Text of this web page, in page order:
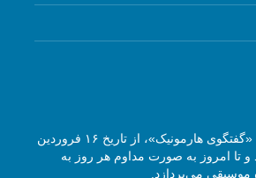
مجله آنلاین موسیقی «گفتگوی هارمونیک»، از تاریخ ۱۶ فروردین
کرد و تا امروز به صورت مداوم هر روز به
موسیقی می‌پردازد.